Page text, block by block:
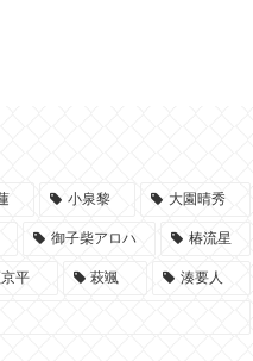
小泉黎 大園晴秀
御子柴アロハ 椿流星
平 萩颯 湊要人